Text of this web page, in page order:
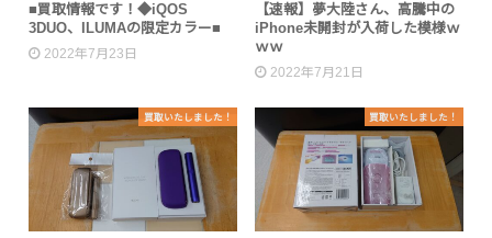
■買取情報です！◆iQOS
3DUO、ILUMAの限定カラー■
2022年7月23日
【速報】夢大陸さん、高騰中の
iPhone未開封が入荷した模様ｗ
ｗｗ
2022年7月21日
買取いたしました！ 買取いたしました！